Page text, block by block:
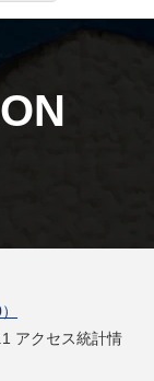
アクセス統計情